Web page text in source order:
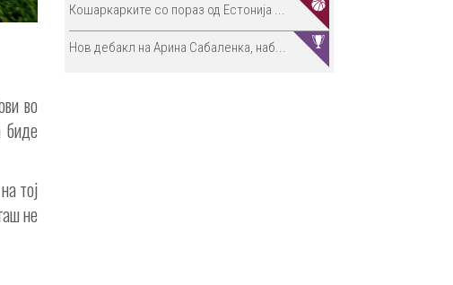
во
биде
тој
не
Кошаркарките со пораз од Естонија ...
Нов дебакл на Арина Сабаленка, наб...